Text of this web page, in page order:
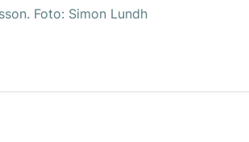
Foto: Simon Lundh